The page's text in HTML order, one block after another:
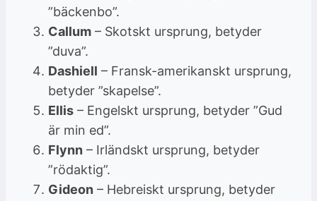
”bäckenbo”.
Callum – Skotskt ursprung, betyder
”duva”.
Dashiell – Fransk-amerikanskt ursprung,
betyder ”skapelse”.
Ellis – Engelskt ursprung, betyder ”Gud
är min ed”.
Flynn – Irländskt ursprung, betyder
”rödaktig”.
Gideon – Hebreiskt ursprung, betyder